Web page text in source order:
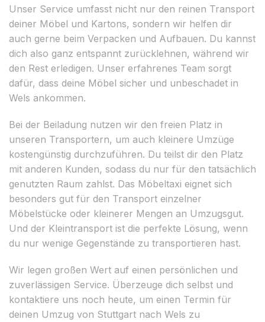
Unser Service umfasst nicht nur den reinen Transport
deiner Möbel und Kartons, sondern wir helfen dir
auch gerne beim Verpacken und Aufbauen. Du kannst
dich also ganz entspannt zurücklehnen, während wir
den Rest erledigen. Unser erfahrenes Team sorgt
dafür, dass deine Möbel sicher und unbeschadet in
Wels ankommen.
Bei der Beiladung nutzen wir den freien Platz in
unseren Transportern, um auch kleinere Umzüge
kostengünstig durchzuführen. Du teilst dir den Platz
mit anderen Kunden, sodass du nur für den tatsächlich
genutzten Raum zahlst. Das Möbeltaxi eignet sich
besonders gut für den Transport einzelner
Möbelstücke oder kleinerer Mengen an Umzugsgut.
Und der Kleintransport ist die perfekte Lösung, wenn
du nur wenige Gegenstände zu transportieren hast.
Wir legen großen Wert auf einen persönlichen und
zuverlässigen Service. Überzeuge dich selbst und
kontaktiere uns noch heute, um einen Termin für
deinen Umzug von Stuttgart nach Wels zu